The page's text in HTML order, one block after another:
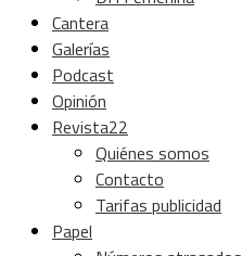
Cantera
Galerías
Podcast
Opinión
Revista22
Quiénes somos
Contacto
Tarifas publicidad
Papel